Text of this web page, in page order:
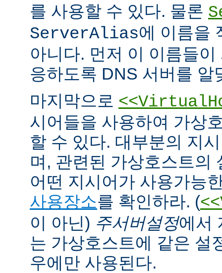
를 사용할 수 있다. 물론
ServerAlias에 이름을
아니다. 먼저 이 이름들
응하도록 DNS 서버를 알
마지막으로
시어들을 사용하여 가상
할 수 있다. 대부분의 지
며, 관련된 가상호스트의
어떤 지시어가 사용가능
사용장소를 확인하라. (
이 아닌) 주서버설정에서
는 가상호스트에 같은 설
우에만 사용된다.